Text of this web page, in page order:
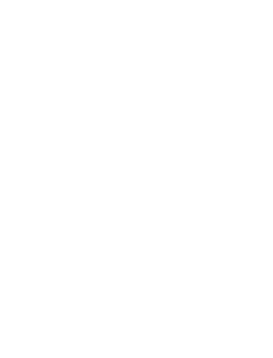
δέρμα.
τις μεγαλύτερες τάσεις στην
στο μέγιστο όφελος για